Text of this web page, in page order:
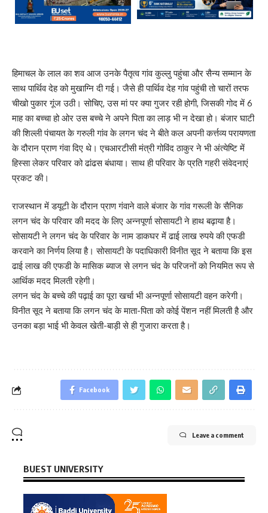
हिमाचल के लाल का शव आज उनके पैतृत्व गांव कुल्लु पहुंचा और सैन्य सम्मान के
साथ पार्थिव देह को मुखाग्नि दी गई। जैसे ही पार्थिव देह गांव पहुंची तो चारों तरफ
चीखो पुकार गूंज उठी। सोचिए, उस मां पर क्या गुजर रही होगी, जिसकी गोद में 6
माह का बच्चा हो ओर उस बच्चे ने अपने पिता का लाड़ भी न देखा हो। बंजार घाटी
की शिल्ली पंचायत के गरुली गांव के लगन चंद ने बीते कल अपनी कर्त्तव्य परायणता
के दौरान प्राण गंवा दिए थे। एचआरटीसी मंत्री गोविंद ठाकुर ने भी अंत्येष्टि में
हिस्सा लेकर परिवार को ढांढस बंधाया। साथ ही परिवार के प्रति गहरी संवेदनाएं
प्रकट की।
राजस्थान में डयूटी के दौरान प्राण गंवाने वाले बंजार के गांव गरूली के सैनिक
लगन चंद के परिवार की मदद के लिए अन्नपूर्णा सोसायटी ने हाथ बढ़ाया है।
सोसायटी ने लगन चंद के परिवार के नाम डाकघर में ढाई लाख रुपये की एफडी
करवाने का निर्णय लिया है। सोसायटी के पदाधिकारी विनीत सूद ने बताया कि इस
ढाई लाख की एफडी के मासिक ब्याज से लगन चंद के परिजनों को नियमित रूप से
आर्थिक मदद मिलती रहेगी।
लगन चंद के बच्चे की पढ़ाई का पूरा खर्चा भी अन्नपूर्णा सोसायटी वहन करेगी।
विनीत सूद ने बताया कि लगन चंद के माता-पिता को कोई पेंशन नहीं मिलती है और
उनका बड़ा भाई भी केवल खेती-बाड़ी से ही गुजारा करता है।
Facebook
Leave a comment
BUEST UNIVERSITY